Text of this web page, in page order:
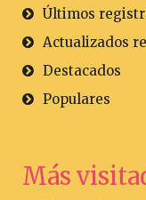
Últimos
Actualizados
Destacados
Populares
Más